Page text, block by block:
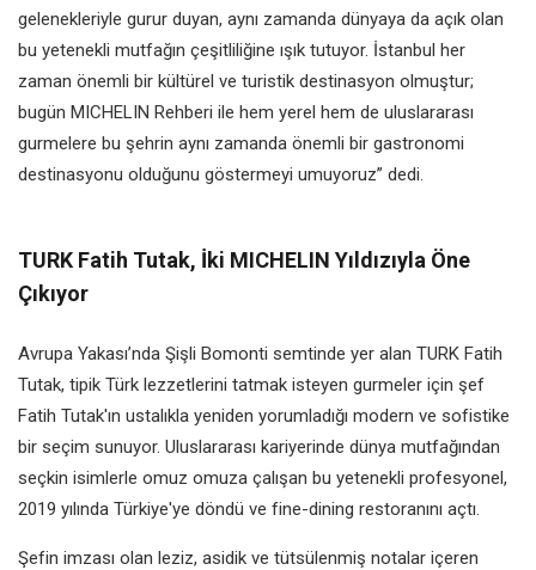
gelenekleriyle gurur duyan, aynı zamanda dünyaya da açık olan
bu yetenekli mutfağın çeşitliliğine ışık tutuyor. İstanbul her
zaman önemli bir kültürel ve turistik destinasyon olmuştur;
bugün MICHELIN Rehberi ile hem yerel hem de uluslararası
gurmelere bu şehrin aynı zamanda önemli bir gastronomi
destinasyonu olduğunu göstermeyi umuyoruz” dedi.
TURK Fatih Tutak, İki MICHELIN Yıldızıyla Öne
Çıkıyor
Avrupa Yakası’nda Şişli Bomonti semtinde yer alan TURK Fatih
Tutak, tipik Türk lezzetlerini tatmak isteyen gurmeler için şef
Fatih Tutak'ın ustalıkla yeniden yorumladığı modern ve sofistike
bir seçim sunuyor. Uluslararası kariyerinde dünya mutfağından
seçkin isimlerle omuz omuza çalışan bu yetenekli profesyonel,
2019 yılında Türkiye'ye döndü ve fine-dining restoranını açtı.
Şefin imzası olan leziz, asidik ve tütsülenmiş notalar içeren